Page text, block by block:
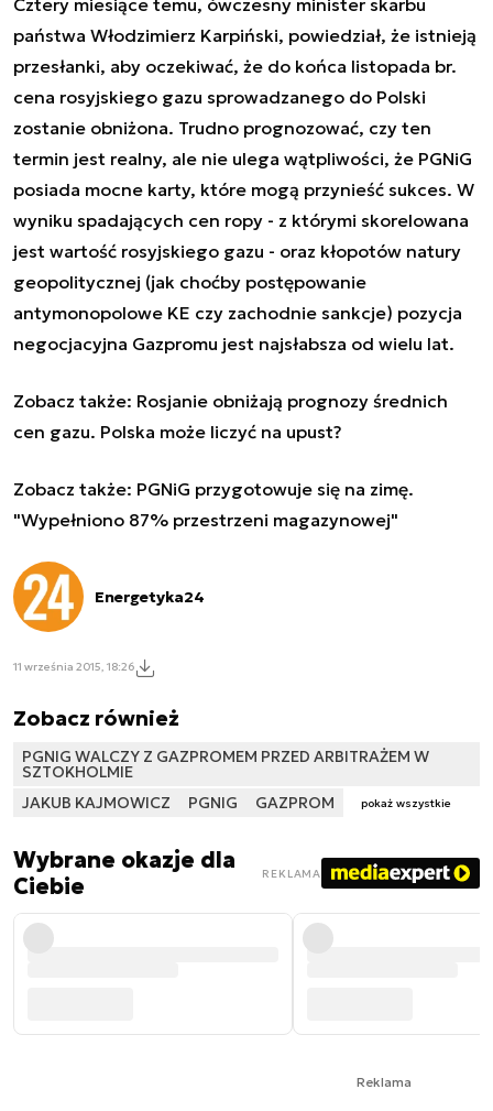
państwa Włodzimierz Karpiński, powiedział, że istnieją
przesłanki, aby oczekiwać, że do końca listopada br.
cena rosyjskiego gazu sprowadzanego do Polski
zostanie obniżona. Trudno prognozować, czy ten
termin jest realny, ale nie ulega wątpliwości, że PGNiG
posiada mocne karty, które mogą przynieść sukces. W
wyniku spadających cen ropy - z którymi skorelowana
jest wartość rosyjskiego gazu - oraz kłopotów natury
geopolitycznej (jak choćby postępowanie
antymonopolowe KE czy zachodnie sankcje) pozycja
negocjacyjna Gazpromu jest najsłabsza od wielu lat.
Zobacz także: Rosjanie obniżają prognozy średnich
cen gazu. Polska może liczyć na upust?
Zobacz także: PGNiG przygotowuje się na zimę.
"Wypełniono 87% przestrzeni magazynowej"
Energetyka24
11 września 2015, 18:26
Zobacz również
PGNIG WALCZY Z GAZPROMEM PRZED ARBITRAŻEM W
SZTOKHOLMIE
JAKUB KAJMOWICZ
PGNIG GAZPROM pokaż wszystkie
Wybrane okazje dla
Ciebie
REKLAMA
Reklama